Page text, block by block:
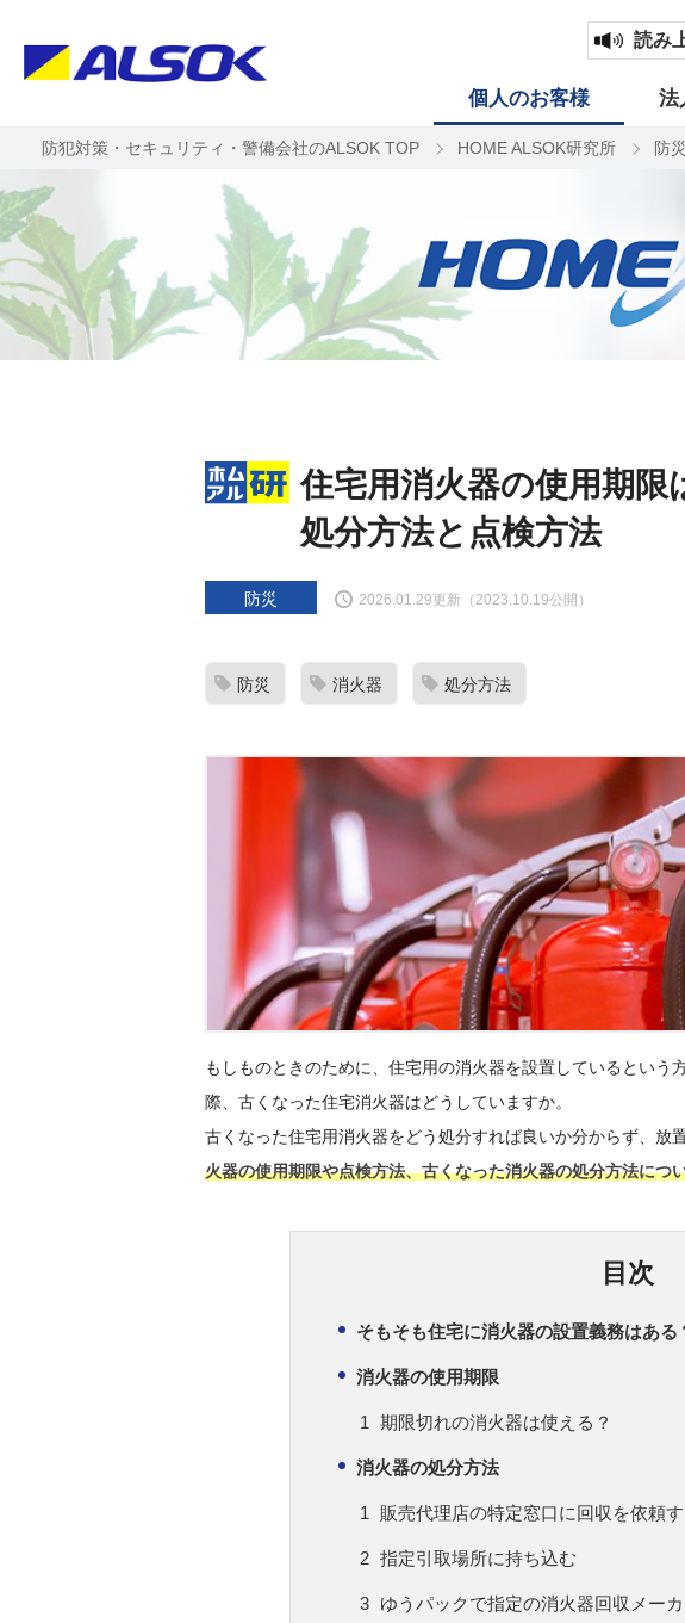
読み
個人のお客様 法
防犯対策・セキュリティ・警備会社のALSOK TOP HOME ALSOK研究所 防災
住宅用消火器の使用期
処分方法と点検方法
防災 2026.01.29更新（2023.10.19公開）
防災 消火器 処分方法
もしものときのために、住宅用の消火器を設置しているという
際、古くなった住宅消火器はどうしていますか。
古くなった住宅用消火器をどう処分すれば良いか分からず、放
火器の使用期限や点検方法、古くなった消火器の処分方法につ
目次
そもそも住宅に消火器の設置義務はある
消火器の使用期限
期限切れの消火器は使える？
消火器の処分方法
販売代理店の特定窓口に回収を依頼す
指定引取場所に持ち込む
ゆうパックで指定の消火器回収メー